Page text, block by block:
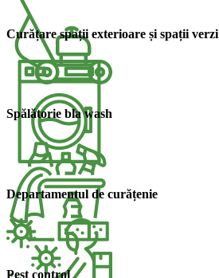
Curățare spații exterioare și spații verzi​
Spălătorie bla wash​
Departamentul de curățenie​
Pest control​